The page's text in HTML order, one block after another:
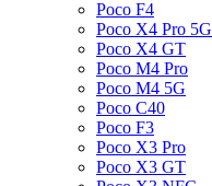
Poco F4
Poco X4 Pro 5G
Poco X4 GT
Poco M4 Pro
Poco M4 5G
Poco C40
Poco F3
Poco X3 Pro
Poco X3 GT